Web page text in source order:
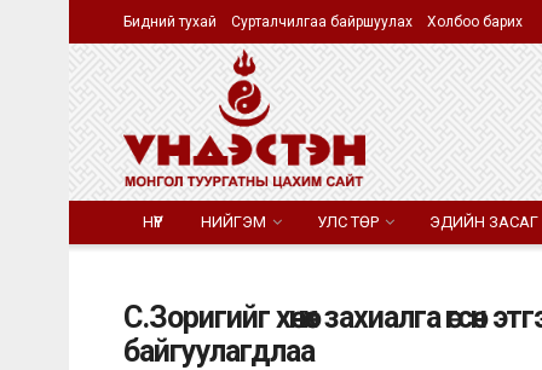
Бидний тухай Сурталчилгаа байршуулах Холбоо барих
НҮҮР НИЙГЭМ УЛС ТӨР ЭДИЙН ЗАСАГ
С.Зоригийг хөнөөх захиалга
байгуулагдлаа